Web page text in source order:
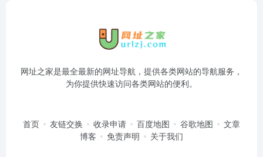
网址之家是最全最新的网址导航，提供各类网站的导航服务，
为你提供快速访问各类网站的便利。
首页 友链交换 收录申请 百度地图 谷歌地图
文章
博客
免责声明 关于我们